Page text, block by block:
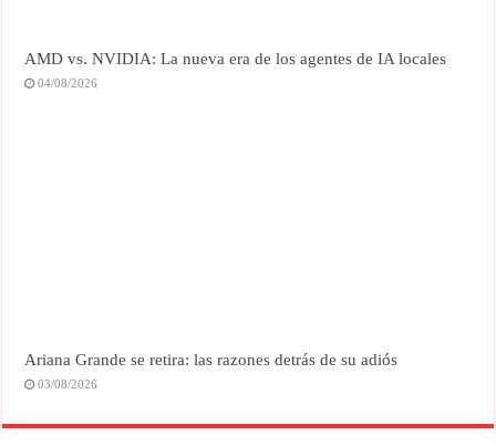
AMD vs. NVIDIA: La nueva era de los agentes de IA locales
04/08/2026
Ariana Grande se retira: las razones detrás de su adiós
03/08/2026